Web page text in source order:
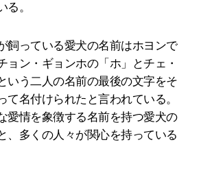
る。
飼っている愛犬の名前はホヨンで
ョン・ギョンホの「ホ」とチェ・
いう二人の名前の最後の文字をそ
て名付けられたと言われている。
愛情を象徴する名前を持つ愛犬の
、多くの人々が関心を持っている